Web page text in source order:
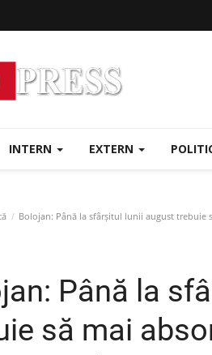
INTERN EXTERN
Bolojan: Până la sfârșitul lunii august trebuie
Până la
să mai